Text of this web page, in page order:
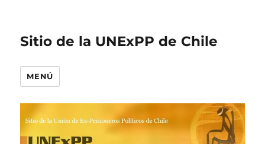
Sitio de la UNExPP de Chile
MENÚ